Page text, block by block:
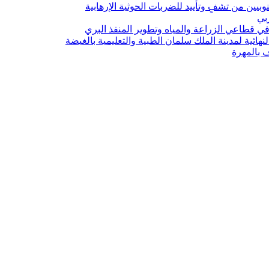
من تشفٍ وتأييد للضربات الحوثية الإرهابية
الزراعة والمياه وتطوير المنفذ البري
لمدينة الملك سلمان الطبية والتعليمية بالغيضة
بالمهرة